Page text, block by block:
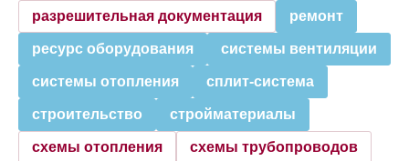
разрешительная документация ремонт
ресурс оборудования системы вентиляции
системы отопления сплит-система
строительство стройматериалы
схемы отопления схемы трубопроводов